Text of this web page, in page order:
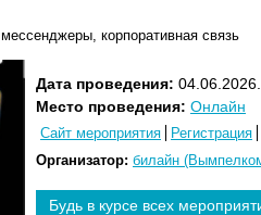
мессенджеры, корпоративная связь
Дата проведения:
Место проведения: Онлайн
Сайт мероприятия
Регистрация
Организатор: билайн
Будь в курсе всех